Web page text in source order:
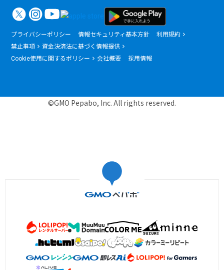
プライバシーポリシー 情報セキュリティ基本方針
利用規約
禁止事項
資金決済法に基づく情報提供
Cookie使用に関するポリシー
会社概要 採用情報
©GMO Pepabo, Inc. All rights reserved.